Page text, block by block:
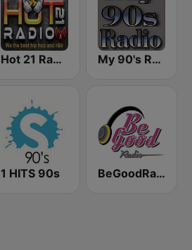
Hot 21 Radio My 90's Radio
1 HITS 90s BeGoodRadio - 80s Pop Rock